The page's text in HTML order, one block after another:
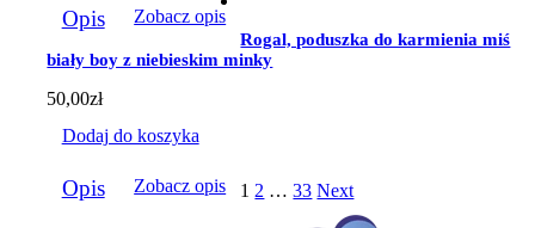
Opis Zobacz opis
Rogal, poduszka do karmienia miś
biały boy z niebieskim minky
50,00zł
Dodaj do koszyka
Opis Zobacz opis 1 2 … 33 Next